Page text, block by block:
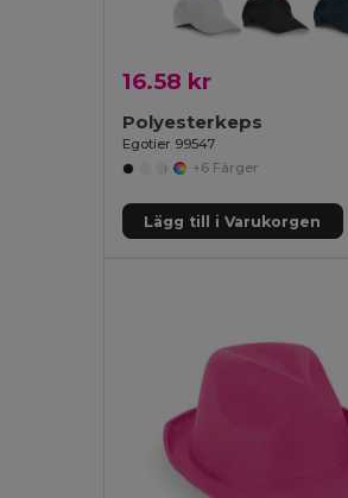
16.58 kr
Polyesterkeps
Egotier 99547
+6 Färger
Lägg till i Varukorgen